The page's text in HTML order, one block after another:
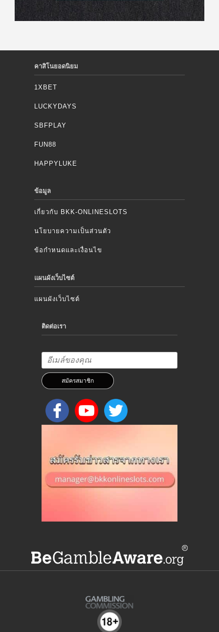
คาสิโนยอดนิยม
1XBET
LUCKYDAYS
SBFPLAY
FUN88
HAPPYLUKE
ข้อมูล
เกี่ยวกับ BKK-ONLINESLOTS
นโยบายความเป็นส่วนตัว
ข้อกำหนดและเงื่อนไข
แผนผังเว็บไซต์
แผนผังเว็บไซต์
ติดต่อเรา